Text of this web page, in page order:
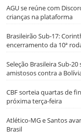
AGU se reúne com
crianças na plataforma
Brasileirão Sub-17:
encerramento da 10ª
Seleção Brasileira Sub-
amistosos contra a
CBF sorteia quartas de
próxima terça-feira
Atlético-MG e Santos
Brasil